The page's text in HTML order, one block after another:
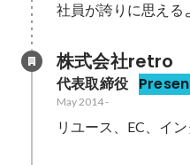
社員が誇りに思える
株式会社retro
代表取締役
May 2014-
リユース、EC、イ